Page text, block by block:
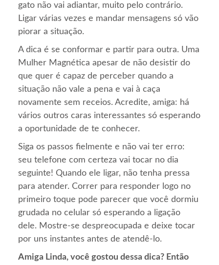
gato não vai adiantar, muito pelo contrário.
Ligar várias vezes e mandar mensagens só vão
piorar a situação.
A dica é se conformar e partir para outra. Uma
Mulher Magnética apesar de não desistir do
que quer é capaz de perceber quando a
situação não vale a pena e vai à caça
novamente sem receios. Acredite, amiga: há
vários outros caras interessantes só esperando
a oportunidade de te conhecer.
Siga os passos fielmente e não vai ter erro:
seu telefone com certeza vai tocar no dia
seguinte! Quando ele ligar, não tenha pressa
para atender. Correr para responder logo no
primeiro toque pode parecer que você dormiu
grudada no celular só esperando a ligação
dele. Mostre-se despreocupada e deixe tocar
por uns instantes antes de atendê-lo.
Amiga Linda, você gostou dessa dica? Então